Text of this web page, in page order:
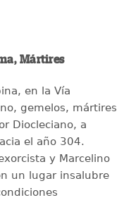
Mártires
en la Vía
gemelos, mártires
Diocleciano, a
el año 304.
y Marcelino
un lugar insalubre